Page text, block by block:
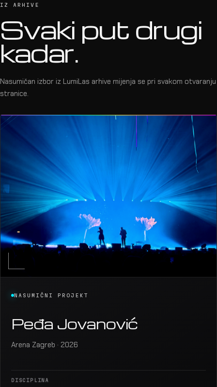
IZ ARHIVE
Svaki put drugi
kadar.
Nasumičan izbor iz LumiLas arhive mijenja se pri svakom otvaranju
stranice.
NASUMIČNI PROJEKT
Peđa Jovanović
Arena Zagreb · 2026
DISCIPLINA